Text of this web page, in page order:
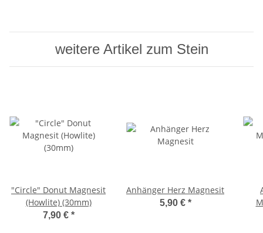
weitere Artikel zum Stein
"Circle" Donut Magnesit
(Howlite) (30mm)
7,90 € *
Anhänger Herz Magnesit
5,90 € *